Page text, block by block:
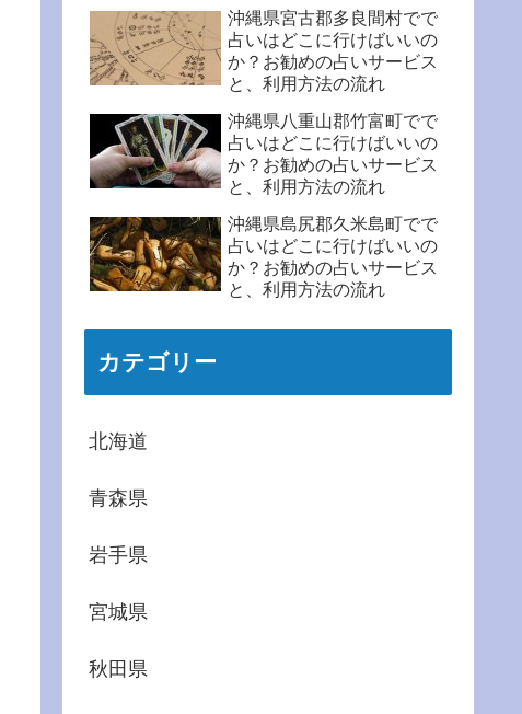
沖縄県宮古郡多良間村でで
占いはどこに行けばいいの
か？お勧めの占いサービス
と、利用方法の流れ
沖縄県八重山郡竹富町でで
占いはどこに行けばいいの
か？お勧めの占いサービス
と、利用方法の流れ
沖縄県島尻郡久米島町でで
占いはどこに行けばいいの
か？お勧めの占いサービス
と、利用方法の流れ
カテゴリー
北海道
青森県
岩手県
宮城県
秋田県